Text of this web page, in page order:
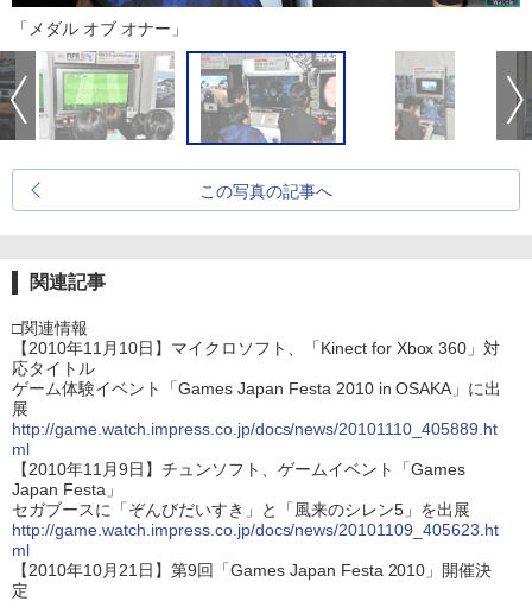
「メダル オブ オナー」
この写真の記事へ
関連記事
□関連情報
【2010年11月10日】マイクロソフト、「Kinect for Xbox 360」対
応タイトル
ゲーム体験イベント「Games Japan Festa 2010 in OSAKA」に出
展
http://game.watch.impress.co.jp/docs/news/20101110_405889.ht
ml
【2010年11月9日】チュンソフト、ゲームイベント「Games
Japan Festa」
セガブースに「ぞんびだいすき」と「風来のシレン5」を出展
http://game.watch.impress.co.jp/docs/news/20101109_405623.ht
ml
【2010年10月21日】第9回「Games Japan Festa 2010」開催決
定